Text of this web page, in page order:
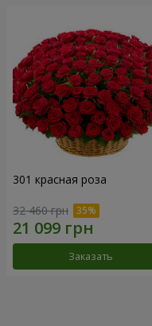
301 красная роза
32 460 грн
Заказать